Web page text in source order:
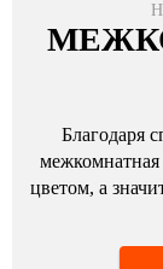
Благодаря
цветом, а